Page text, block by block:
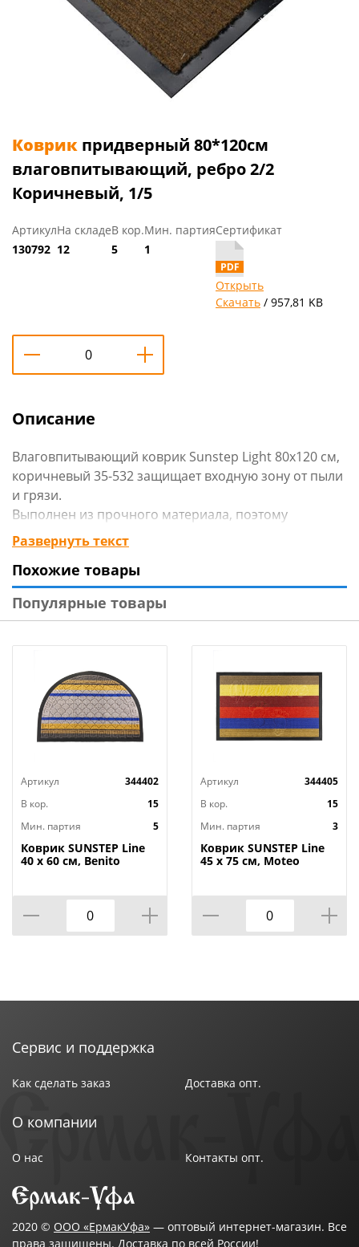
Коврик придверный 80*120см
влаговпитывающий, ребро 2/2
Коричневый, 1/5
Артикул
130792
На складе
12
В кор.
5
Мин. партия
1
Сертификат
Открыть
Скачать / 957,81 KB
Описание
Влаговпитывающий коврик Sunstep Light 80x120 см,
коричневый 35-532 защищает входную зону от пыли
и грязи.
Выполнен из прочного материала, поэтому
отличается прочностью, что продлевает срок его
службы.
Не боится влаги, поэтому легко моется, благодаря
чему не требует сложного ухода.
Коврик плотно прилегает к поверхности, поэтому
Технические характеристики :
Материал: ПВХ, полиэстер
Цвет: коричневый
Вес нетто, кг: 2,73
Длина, мм: 800
Развернуть текст
Похожие товары
Популярные товары
Артикул
344402
В кор.
15
Мин. партия
5
Коврик SUNSTEP Line
40 х 60 см, Benito
Артикул
344405
В кор.
15
Мин. партия
3
Коврик SUNSTEP Line
45 х 75 см, Moteo
Сервис и поддержка
Как сделать заказ Доставка опт.
О компании
О нас Контакты опт.
2020 © ООО «ЕрмакУфа» — оптовый интернет-магазин. Все
права защищены. Доставка по всей России!